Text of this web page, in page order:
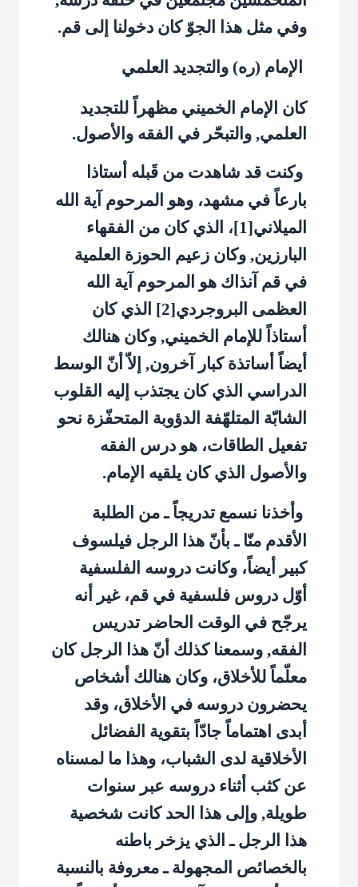
وفي مثل هذا الجوّ كان دخولنا إلى قم.
الإمام (ره) والتجديد العلمي
كان الإمام الخميني مظهراً للتجديد
العلمي, والتبحّر في الفقه والأصول.
وكنت قد شاهدت من قَبله أستاذا
بارعاً في مشهد، وهو المرحوم آية الله
الميلاني[1]، الذي كان من الفقهاء
البارزين, وكان زعيم الحوزة العلمية
في قم آنذاك هو المرحوم آية الله
العظمى البروجردي[2] الذي كان
أستاذاً للإمام الخميني, وكان هنالك
أيضاً أساتذة كبار آخرون, إلاّ أنّ الوسط
الدراسي الذي كان يجتذب إليه القلوب
الشابّة المتلهّفة الدؤوبة المتحفّزة نحو
تفعيل الطاقات، هو درس الفقه
والأصول الذي كان يلقيه الإمام.
وأخذنا نسمع تدريجاً ـ من الطلبة
الأقدم منّا ـ بأنّ هذا الرجل فيلسوف
كبير أيضاً، وكانت دروسه الفلسفية
أوّل دروس فلسفية في قم، غير أنه
يرجّح في الوقت الحاضر تدريس
الفقه, وسمعنا كذلك أنّ هذا الرجل كان
معلّماً للأخلاق، وكان هنالك أشخاص
يحضرون دروسه في الأخلاق، وقد
أبدى اهتماماً جادّاً بتقوية الفضائل
الأخلاقية لدى الشباب، وهذا ما لمسناه
عن كثب أثناء دروسه عبر سنوات
طويلة, وإلى هذا الحد كانت شخصية
هذا الرجل ـ الذي يزخر باطنه
بالخصائص المجهولة ـ معروفة بالنسبة